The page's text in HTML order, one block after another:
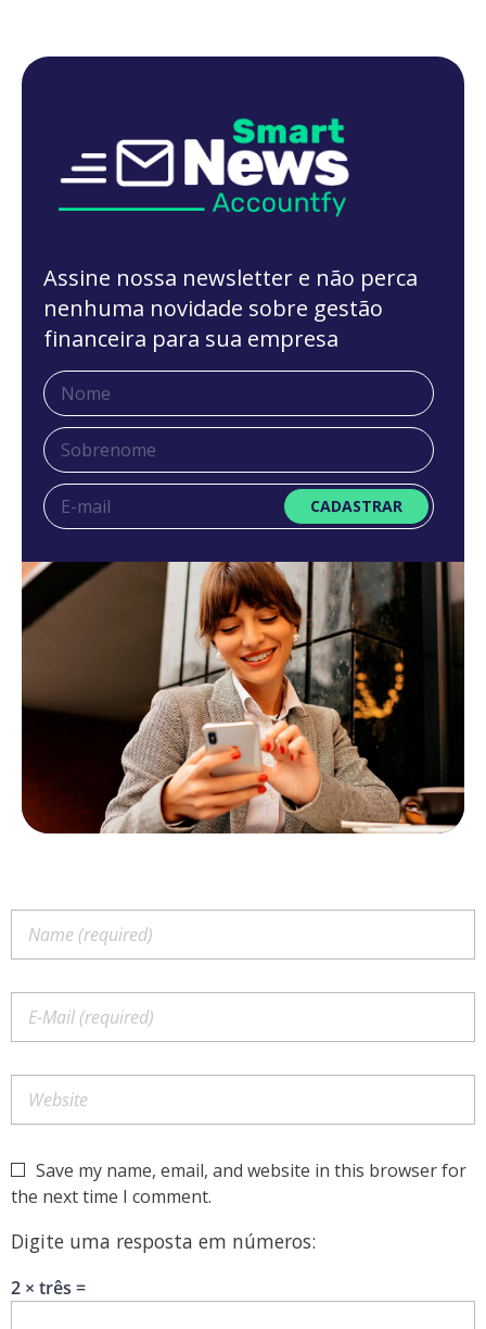
Assine nossa newsletter e não perca
nenhuma novidade sobre gestão
financeira para sua empresa
Save my name, email, and website in this browser for
the next time I comment.
Digite uma resposta em números:
2 × três =